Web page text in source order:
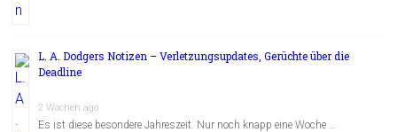
L. A. Dodgers Notizen – Verletzungsupdates, Gerüchte über die
Deadline
2 Wochen ago
Es ist diese besondere Jahreszeit. Nur noch knapp eine Woche …